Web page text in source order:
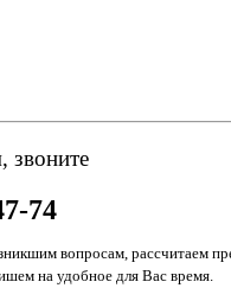
звоните
74
вопросам, рассчитаем
на удобное для Вас время.